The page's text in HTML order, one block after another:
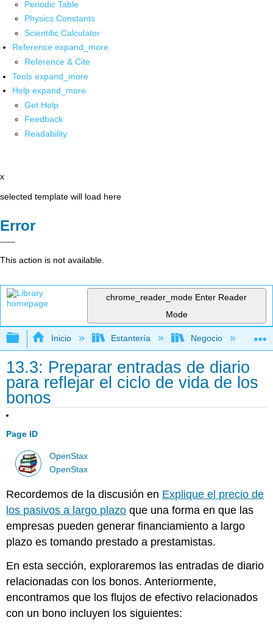
Periodic Table
Physics Constants
Scientific Calculator
Reference expand_more
Reference & Cite
Tools expand_more
Help expand_more
Get Help
Feedback
Readability
x
selected template will load here
Error
This action is not available.
chrome_reader_mode Enter Reader
Mode
Expandir/contraer jerarquía global
Inicio Estantería Negocio
13.3: Preparar entradas de diario
para reflejar el ciclo de vida de los
bonos
Page ID
OpenStax
OpenStax
Recordemos de la discusión en Explique el precio de
los pasivos a largo plazo que una forma en que las
empresas pueden generar financiamiento a largo
plazo es tomando prestado a prestamistas.
En esta sección, exploraremos las entradas de diario
relacionadas con los bonos. Anteriormente,
encontramos que los flujos de efectivo relacionados
con un bono incluyen los siguientes: